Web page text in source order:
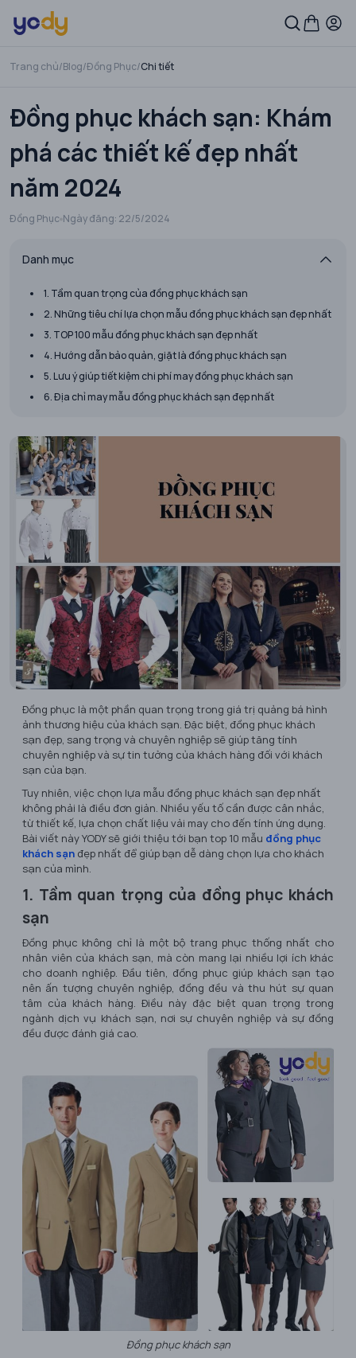
Trang chủ/Blog/Đồng Phục/Chi tiết
Đồng phục khách sạn: Khám
phá các thiết kế đẹp nhất
năm 2024
Đồng Phục Ngày đăng: 22/5/2024
Danh mục
1. Tầm quan trọng của đồng phục khách sạn
2. Những tiêu chí lựa chọn mẫu đồng phục khách sạn đẹp nhất
3. TOP 100 mẫu đồng phục khách sạn đẹp nhất
4. Hướng dẫn bảo quản, giặt là đồng phục khách sạn
5. Lưu ý giúp tiết kiệm chi phí may đồng phục khách sạn
6. Địa chỉ may mẫu đồng phục khách sạn đẹp nhất
Đồng phục là một phần quan trọng trong giá trị quảng bá hình
ảnh thương hiệu của khách sạn. Đặc biệt, đồng phục khách
sạn đẹp, sang trọng và chuyên nghiệp sẽ giúp tăng tính
chuyên nghiệp và sự tin tưởng của khách hàng đối với khách
sạn của bạn.
Tuy nhiên, việc chọn lựa mẫu đồng phục khách sạn đẹp nhất
không phải là điều đơn giản. Nhiều yếu tố cần được cân nhắc,
từ thiết kế, lựa chọn chất liệu vải may cho đến tính ứng dụng.
Bài viết này YODY sẽ giới thiệu tới bạn top 10 mẫu đồng phục
khách sạn đẹp nhất để giúp bạn dễ dàng chọn lựa cho khách
sạn của mình.
1. Tầm quan trọng của đồng phục khách
sạn
Đồng phục không chỉ là một bộ trang phục thống nhất cho
nhân viên của khách sạn, mà còn mang lại nhiều lợi ích khác
cho doanh nghiệp. Đầu tiên, đồng phục giúp khách sạn tạo
nên ấn tượng chuyên nghiệp, đồng đều và thu hút sự quan
tâm của khách hàng. Điều này đặc biệt quan trọng trong
ngành dịch vụ khách sạn, nơi sự chuyên nghiệp và sự đồng
đều được đánh giá cao.
Đồng phục khách sạn